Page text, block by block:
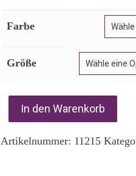
Farbe
Größe
In den Warenkorb
Artikelnummer: 11215